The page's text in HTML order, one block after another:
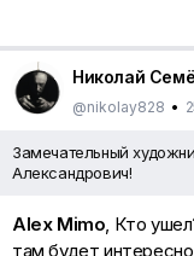
Николай
@nikolay828 •
Замечательный
Александрович!
Alex Mimo, Кто
там будет